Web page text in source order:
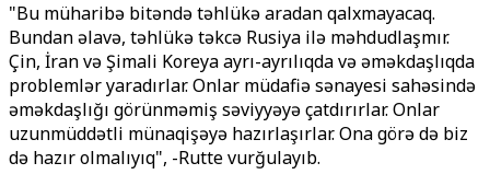
"Bu müharibə bitəndə təhlükə aradan qalxmayacaq.
Bundan əlavə, təhlükə təkcə Rusiya ilə məhdudlaşmır.
Çin, İran və Şimali Koreya ayrı-ayrılıqda və əməkdaşlıqda
problemlər yaradırlar. Onlar müdafiə sənayesi sahəsində
əməkdaşlığı görünməmiş səviyyəyə çatdırırlar. Onlar
uzunmüddətli münaqişəyə hazırlaşırlar. Ona görə də biz
də hazır olmalıyıq", -Rutte vurğulayıb.